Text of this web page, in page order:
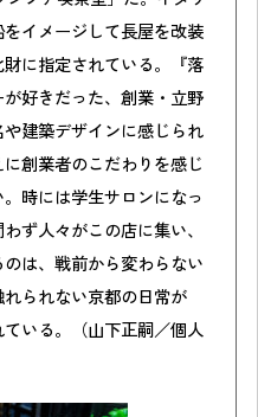
イメージして長屋を改装
に指定されている。『落
好きだった、創業・立野
建築デザインに感じられ
創業者のこだわりを感じ
時には学生サロンになっ
ず人々がこの店に集い、
は、戦前から変わらない
られない京都の日常が
ている。（山下正嗣／個人